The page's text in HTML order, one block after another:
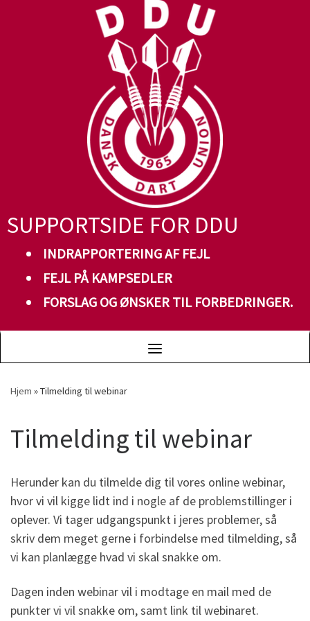
SUPPORTSIDE FOR DDU
INDRAPPORTERING AF FEJL
FEJL PÅ KAMPSEDLER
FORSLAG OG ØNSKER TIL FORBEDRINGER.
Hjem »Tilmelding til webinar
Tilmelding til webinar
Herunder kan du tilmelde dig til vores online webinar,
hvor vi vil kigge lidt ind i nogle af de problemstillinger i
oplever. Vi tager udgangspunkt i jeres problemer, så
skriv dem meget gerne i forbindelse med tilmelding, så
vi kan planlægge hvad vi skal snakke om.
Dagen inden webinar vil i modtage en mail med de
punkter vi vil snakke om, samt link til webinaret.